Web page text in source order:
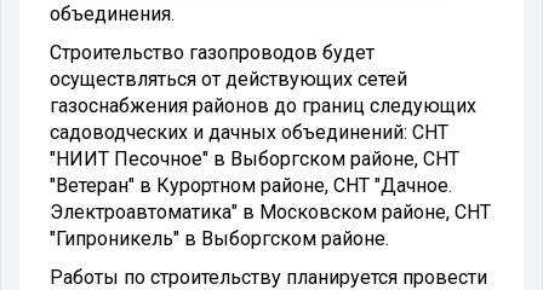
объединения.
Строительство газопроводов будет
осуществляться от действующих сетей
газоснабжения районов до границ следующих
садоводческих и дачных объединений: СНТ
"НИИТ Песочное" в Выборгском районе, СНТ
"Ветеран" в Курортном районе, СНТ "Дачное.
Электроавтоматика" в Московском районе, СНТ
"Гипроникель" в Выборгском районе.
Работы по строительству планируется провести